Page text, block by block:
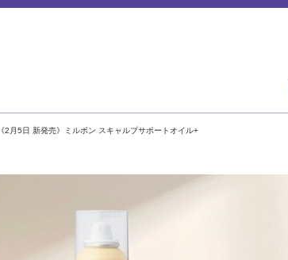
《2月5日 新発売》ミルボン スキャルプサポートオイル+